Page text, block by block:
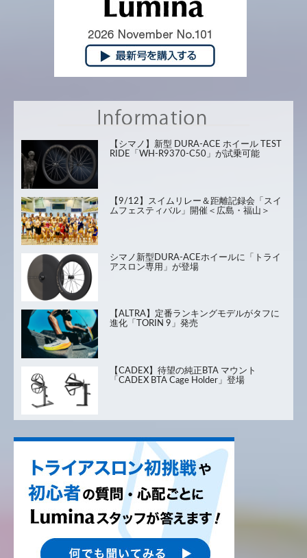
【シマノ】新型 DURA-ACE ホイール TEST
RIDE「WH-R9370-C50」が試乗可能
【9/12】スイムリレー＆距離記録会「スイ
ムフェスティバル」開催＜広島・福山＞
シマノ新型DURA-ACEホイールに「トライ
アスロン専用」が登場
【ALTRA】定番ランキングモデルがタフに
進化「TORIN 9」発売
【CADEX】待望の純正BTA マウント
「CADEX BTA Cage Holder」登場